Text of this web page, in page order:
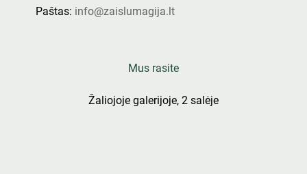
Paštas: info@zaislumagija.lt
Mus rasite
Žaliojoje galerijoje, 2 salėje